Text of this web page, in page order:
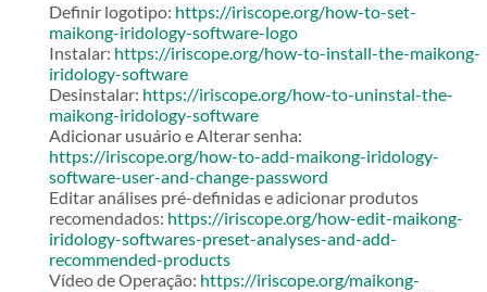
Definir logotipo: https://iriscope.org/how-to-set-
maikong-iridology-software-logo
Instalar: https://iriscope.org/how-to-install-the-maikong-
iridology-software
Desinstalar: https://iriscope.org/how-to-uninstal-the-
maikong-iridology-software
Adicionar usuário e Alterar senha:
https://iriscope.org/how-to-add-maikong-iridology-
software-user-and-change-password
Editar análises pré-definidas e adicionar produtos
recomendados: https://iriscope.org/how-edit-maikong-
iridology-softwares-preset-analyses-and-add-
recommended-products
Vídeo de Operação: https://iriscope.org/maikong-